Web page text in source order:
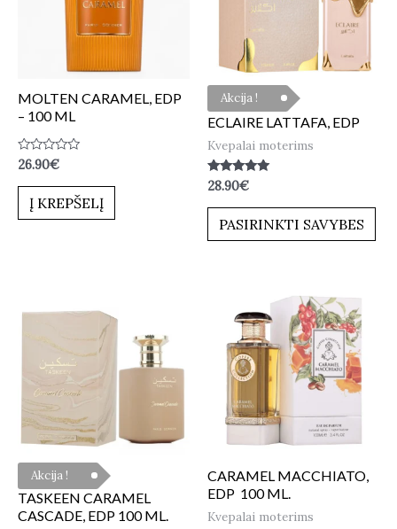
MOLTEN CARAMEL, EDP
– 100 ML
Įvertinimas:
0
iš
26.90€
Į KREPŠELĮ
Akcija !
ECLAIRE LATTAFA, EDP
Kvepalai moterims
Įvertinimas:
5.00
iš 5
28.90€
PASIRINKTI SAVYBES
Akcija !
TASKEEN CARAMEL
CASCADE, EDP 100 ML.
CARAMEL MACCHIATO,
EDP 100 ML.
Kvepalai moterims